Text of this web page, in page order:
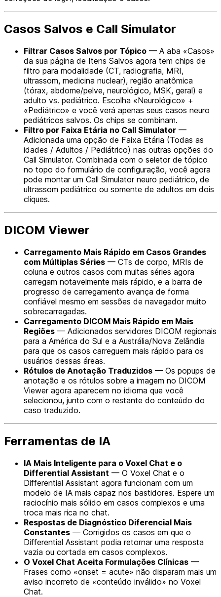
Casos Salvos e Call Simulator
Filtrar Casos Salvos por Tópico — A aba «Casos»
da sua página de Itens Salvos agora tem chips de
filtro para modalidade (CT, radiografia, MRI,
ultrassom, medicina nuclear), região anatômica
(tórax, abdome/pelve, neurológico, MSK, geral) e
adulto vs. pediátrico. Escolha «Neurológico» +
«Pediátrico» e você verá apenas seus casos neuro
pediátricos salvos. Os chips se combinam.
Filtro por Faixa Etária no Call Simulator —
Adicionada uma opção de Faixa Etária (Todas as
idades / Adultos / Pediátrico) nas outras opções do
Call Simulator. Combinada com o seletor de tópico
no topo do formulário de configuração, você agora
pode montar um Call Simulator neuro pediátrico, de
ultrassom pediátrico ou somente de adultos em dois
cliques.
DICOM Viewer
Carregamento Mais Rápido em Casos Grandes
com Múltiplas Séries — CTs de corpo, MRIs de
coluna e outros casos com muitas séries agora
carregam notavelmente mais rápido, e a barra de
progresso de carregamento avança de forma
confiável mesmo em sessões de navegador muito
sobrecarregadas.
Carregamento DICOM Mais Rápido em Mais
Regiões — Adicionados servidores DICOM regionais
para a América do Sul e a Austrália/Nova Zelândia
para que os casos carreguem mais rápido para os
usuários dessas áreas.
Rótulos de Anotação Traduzidos — Os popups de
anotação e os rótulos sobre a imagem no DICOM
Viewer agora aparecem no idioma que você
selecionou, junto com o restante do conteúdo do
caso traduzido.
Ferramentas de IA
IA Mais Inteligente para o Voxel Chat e o
Differential Assistant — O Voxel Chat e o
Differential Assistant agora funcionam com um
modelo de IA mais capaz nos bastidores. Espere um
raciocínio mais sólido em casos complexos e uma
troca mais rica no chat.
Respostas de Diagnóstico Diferencial Mais
Constantes — Corrigidos os casos em que o
Differential Assistant podia retornar uma resposta
vazia ou cortada em casos complexos.
O Voxel Chat Aceita Formulações Clínicas —
Frases como «onset = acute» não disparam mais um
aviso incorreto de «conteúdo inválido» no Voxel
Chat.